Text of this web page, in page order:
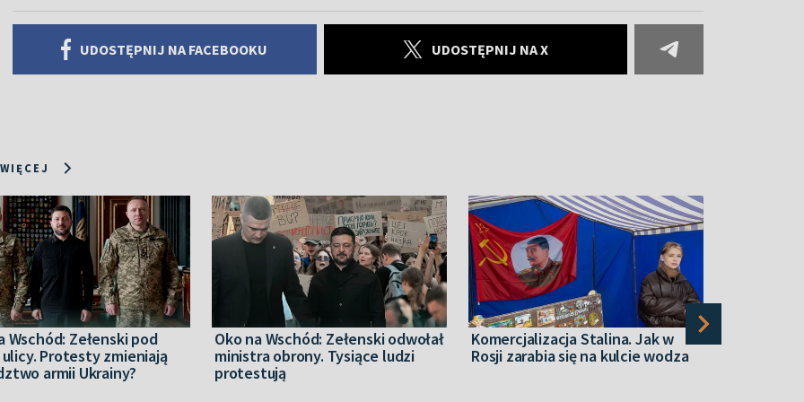
UDOSTĘPNIJ NA FACEBOOKU UDOSTĘPNIJ NA X
Wschód: Zełenski pod
Protesty zmieniają
armii Ukrainy?
Oko na Wschód: Zełenski odwołał
ministra obrony. Tysiące ludzi
protestują
Komercjalizacja Stalina. Jak w
Rosji zarabia się na kulcie wodza